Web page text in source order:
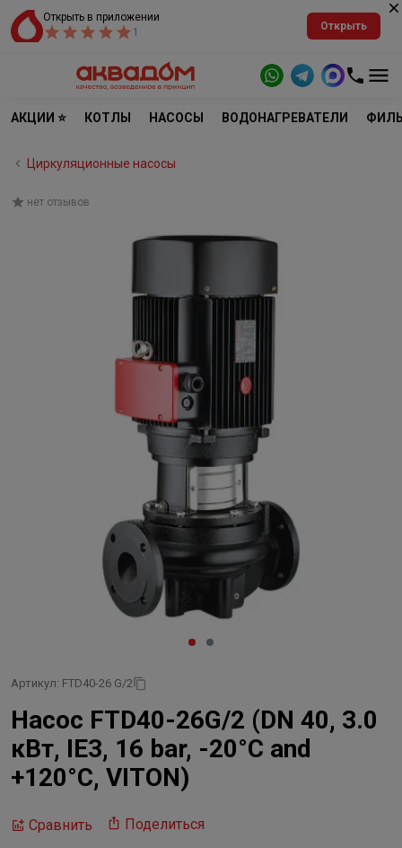
Открыть в приложении
1
Открыть
АКЦИИ ⭐ КОТЛЫ НАСОСЫ ВОДОНАГРЕВАТЕЛИ
Циркуляционные насосы
нет отзывов
Артикул: FTD40-26 G/2
Насос FTD40-26G/2 (DN 40, 3.0
кВт, IE3, 16 bar, -20°C and
+120°C, VITON)
Сравнить Поделиться